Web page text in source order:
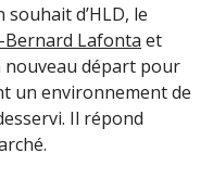
d’HLD, le
Bernard Lafonta et
nouveau départ pour
un environnement de
Il répond